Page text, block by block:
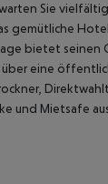
Sie
gemütliche
bietet seinen
eine
und Mietsafe